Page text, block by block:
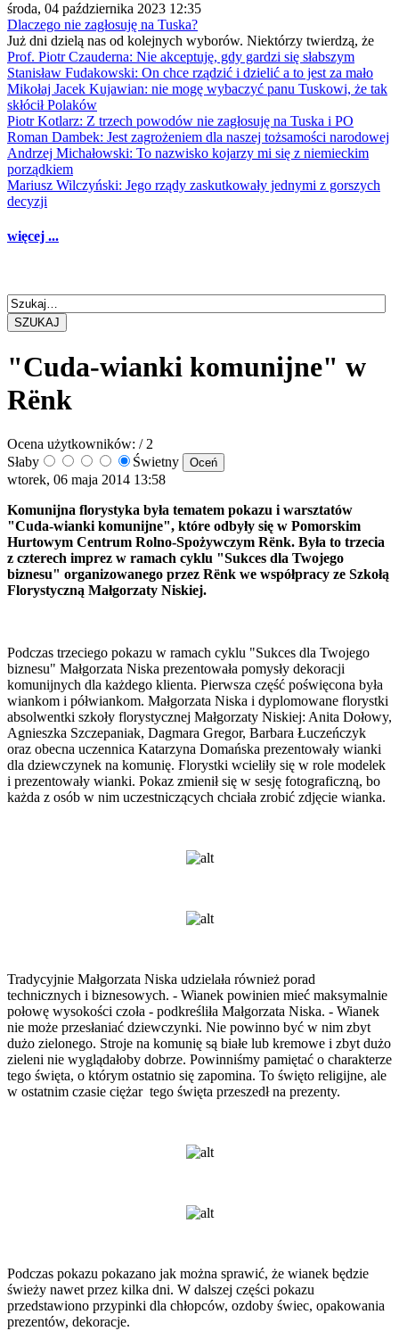
środa, 04 października 2023 12:35
Dlaczego nie zagłosuję na Tuska?
Już dni dzielą nas od kolejnych wyborów. Niektórzy twierdzą, że
Prof. Piotr Czauderna: Nie akceptuję, gdy gardzi się słabszym
Stanisław Fudakowski: On chce rządzić i dzielić a to jest za mało
Mikołaj Jacek Kujawian: nie mogę wybaczyć panu Tuskowi, że tak
skłócił Polaków
Piotr Kotlarz: Z trzech powodów nie zagłosuję na Tuska i PO
Roman Dambek: Jest zagrożeniem dla naszej tożsamości narodowej
Andrzej Michałowski: To nazwisko kojarzy mi się z niemieckim
porządkiem
Mariusz Wilczyński: Jego rządy zaskutkowały jednymi z gorszych
decyzji
więcej ...
SZUKAJ
"Cuda-wianki komunijne" w
Rënk
Ocena użytkowników: / 2
Słaby
Świetny
wtorek, 06 maja 2014 13:58
Komunijna florystyka była tematem pokazu i warsztatów
"Cuda-wianki komunijne", które odbyły się w Pomorskim
Hurtowym Centrum Rolno-Spożywczym Rënk. Była to trzecia
z czterech imprez w ramach cyklu "Sukces dla Twojego
biznesu" organizowanego przez Rënk we współpracy ze Szkołą
Florystyczną Małgorzaty Niskiej.
Podczas trzeciego pokazu w ramach cyklu "Sukces dla Twojego
biznesu" Małgorzata Niska prezentowała pomysły dekoracji
komunijnych dla każdego klienta. Pierwsza część poświęcona była
wiankom i półwiankom. Małgorzata Niska i dyplomowane florystki
absolwentki szkoły florystycznej Małgorzaty Niskiej: Anita Dołowy,
Agnieszka Szczepaniak, Dagmara Gregor, Barbara Łuczeńczyk
oraz obecna uczennica Katarzyna Domańska prezentowały wianki
dla dziewczynek na komunię. Florystki wcieliły się w role modelek
i prezentowały wianki. Pokaz zmienił się w sesję fotograficzną, bo
każda z osób w nim uczestniczących chciała zrobić zdjęcie wianka.
Tradycyjnie Małgorzata Niska udzielała również porad
technicznych i biznesowych. - Wianek powinien mieć maksymalnie
połowę wysokości czoła - podkreśliła Małgorzata Niska. - Wianek
nie może przesłaniać dziewczynki. Nie powinno być w nim zbyt
dużo zielonego. Stroje na komunię są białe lub kremowe i zbyt dużo
zieleni nie wyglądałoby dobrze. Powinniśmy pamiętać o charakterze
tego święta, o którym ostatnio się zapomina. To święto religijne, ale
w ostatnim czasie ciężar tego święta przeszedł na prezenty.
Podczas pokazu pokazano jak można sprawić, że wianek będzie
świeży nawet przez kilka dni. W dalszej części pokazu
przedstawiono przypinki dla chłopców, ozdoby świec, opakowania
prezentów, dekoracje.